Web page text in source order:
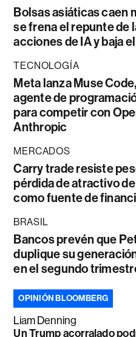
Bolsas asiáticas caen
se frena el repunte de
acciones de IA y baja
TECNOLOGÍA
Meta lanza Muse
agente de
para competir con
Anthropic
MERCADOS
Carry trade resiste
pérdida de atractivo
como fuente de
BRASIL
Bancos prevén que
duplique su
en el segundo
OPINIÓN BLOOMBERG
Liam Denning
Un Trump acorralado